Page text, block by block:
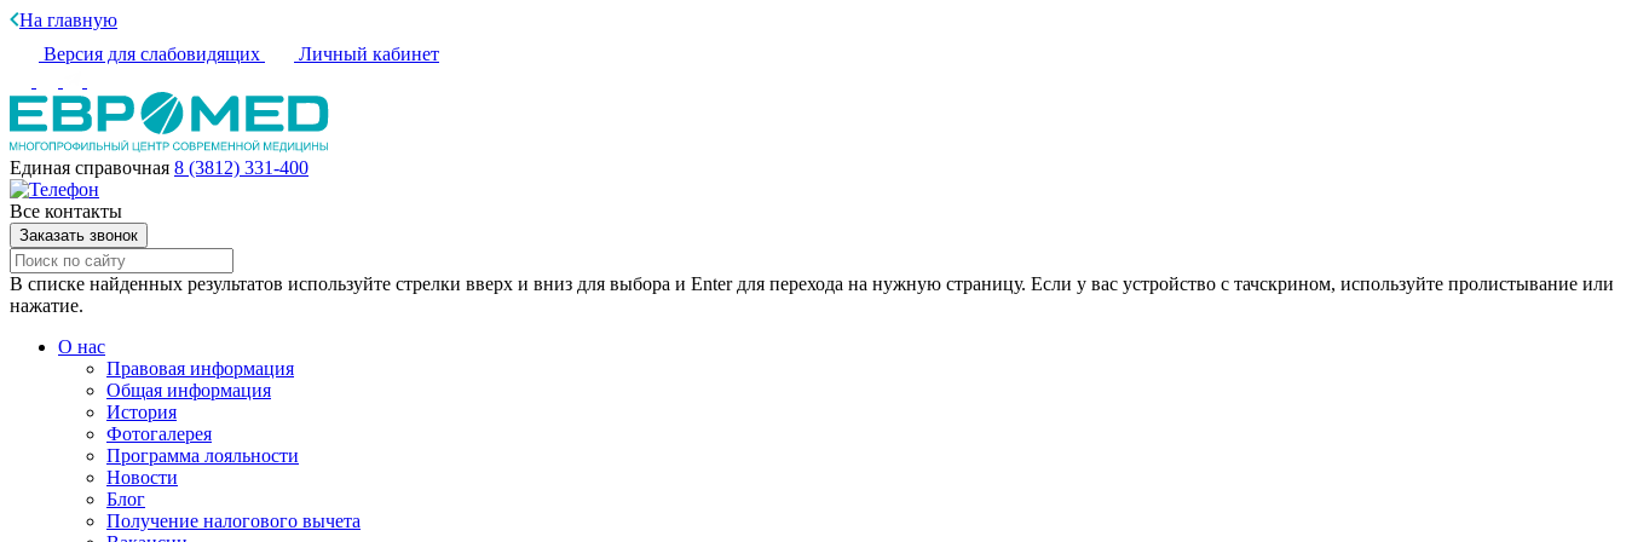
На главную
Версия для слабовидящих
Личный кабинет
Единая справочная 8 (3812) 331-400
Все контакты
Заказать звонок
В списке найденных результатов используйте стрелки вверх и вниз для выбора и Enter для перехода на нужную страницу. Если у вас устройство с тачскрином, используйте пролистывание или
нажатие.
О нас
Правовая информация
Общая информация
История
Фотогалерея
Программа лояльности
Новости
Блог
Получение налогового вычета